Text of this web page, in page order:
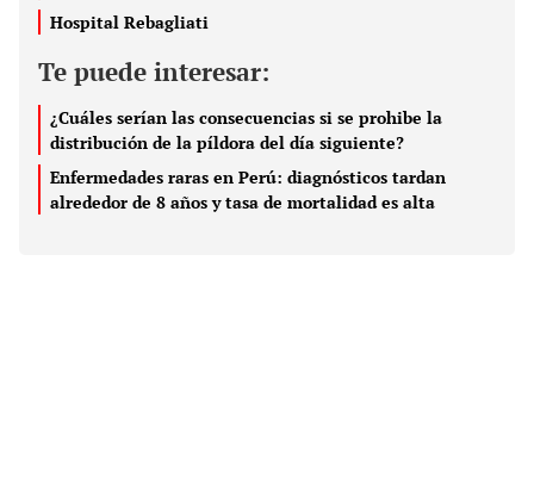
Hospital Rebagliati
Te puede interesar:
¿Cuáles serían las consecuencias si se prohibe la
distribución de la píldora del día siguiente?
Enfermedades raras en Perú: diagnósticos tardan
alrededor de 8 años y tasa de mortalidad es alta